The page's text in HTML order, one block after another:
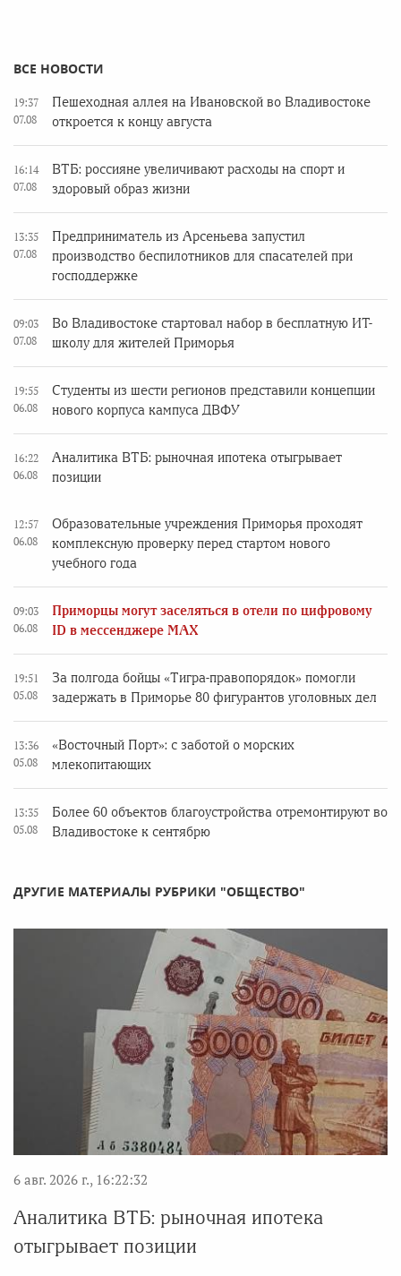
ВСЕ НОВОСТИ
19:37
07.08
Пешеходная аллея на Ивановской во Владивостоке
откроется к концу августа
16:14
07.08
ВТБ: россияне увеличивают расходы на спорт и
здоровый образ жизни
13:35
07.08
Предприниматель из Арсеньева запустил
производство беспилотников для спасателей при
господдержке
09:03
07.08
Во Владивостоке стартовал набор в бесплатную ИТ-
школу для жителей Приморья
19:55
06.08
Студенты из шести регионов представили концепции
нового корпуса кампуса ДВФУ
16:22
06.08
Аналитика ВТБ: рыночная ипотека отыгрывает
позиции
12:57
06.08
Образовательные учреждения Приморья проходят
комплексную проверку перед стартом нового
учебного года
09:03
06.08
Приморцы могут заселяться в отели по цифровому
ID в мессенджере MAX
19:51
05.08
За полгода бойцы «Тигра-правопорядок» помогли
задержать в Приморье 80 фигурантов уголовных дел
13:36
05.08
«Восточный Порт»: с заботой о морских
млекопитающих
13:35
05.08
Более 60 объектов благоустройства отремонтируют во
Владивостоке к сентябрю
ДРУГИЕ МАТЕРИАЛЫ РУБРИКИ "ОБЩЕСТВО"
6 авг. 2026 г., 16:22:32
Аналитика ВТБ: рыночная ипотека
отыгрывает позиции